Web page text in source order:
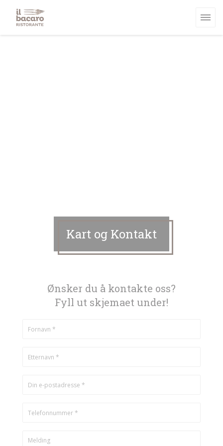
Kart og Kontakt
Ønsker du å kontakte oss?
Fyll ut skjemaet under!